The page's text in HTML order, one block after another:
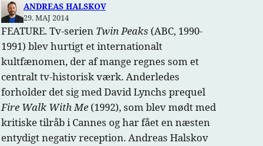
ANDREAS HALSKOV
29. MAJ 2014
FEATURE. Tv-serien Twin Peaks(ABC, 1990-
1991) blev hurtigt et internationalt
kultfænomen, der af mange regnes som et
centralt tv-historisk værk. Anderledes
forholder det sig med David Lynchs prequel
Fire Walk With Me(1992), som blev mødt med
kritiske tilråb i Cannes og har fået en næsten
entydigt negativ reception. Andreas Halskov